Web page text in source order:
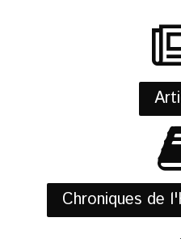
Chroniques de